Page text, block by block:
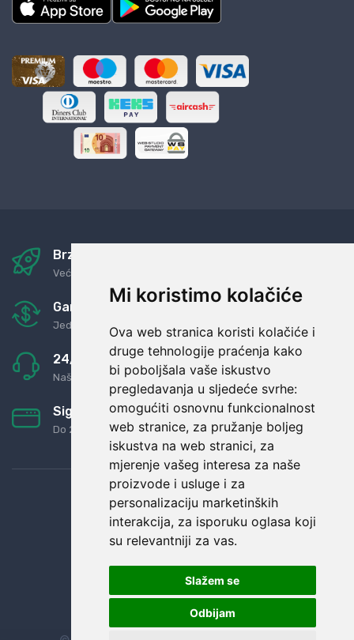
Mi koristimo kolačiće
Ova web stranica koristi kolačiće i
druge tehnologije praćenja kako
bi poboljšala vaše iskustvo
pregledavanja u sljedeće svrhe:
omogućiti osnovnu funkcionalnost
web stranice, za pružanje boljeg
iskustva na web stranici, za
mjerenje vašeg interesa za naše
proizvode i usluge i za
personalizaciju marketinških
interakcija, za isporuku oglasa koji
su relevantniji za vas.
Slažem se
Odbijam
Brza i sigurna dostava
Već za nekoliko dana kod vas
Garancija u povrat novaca
Jednostavno pravilo: Roba za novac
24/7 odlična podrška
Naši agenti uvijek na raspolaganju
Sigurno obročno plaćanje
Do 24 rata bez kamata